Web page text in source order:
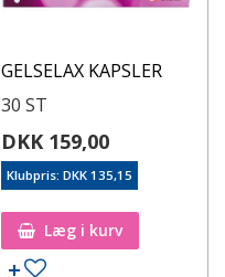
GELSELAX KAPSLER
30 ST
DKK 159,00
Klubpris: DKK 135,15
Læg i kurv